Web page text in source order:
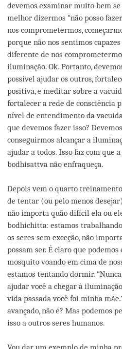
devemos examinar muito bem se
melhor dizermos “não posso
nos comprometermos,
porque não nos sentimos
diferente de nos
iluminação. Ok. Portanto,
possível ajudar os outros,
positiva, e meditar sobre a
fortalecer a rede de consciência
nível de entendimento da
que devemos fazer isso?
conseguirmos alcançar a
ajudar a todos. Isso faz com que
bodhisattva não enfraqueça.
Depois vem o quarto
de tentar (ou pelo menos
não importa quão difícil ela ou
bodhichitta: estamos
os seres sem exceção, não
possam ser. É claro que
mosquito voando em cima de
estamos tentando dormir.
ajudar você a chegar à
vida passada você foi minha
avançado, não é? Mas podemos
isso a outros seres humanos.